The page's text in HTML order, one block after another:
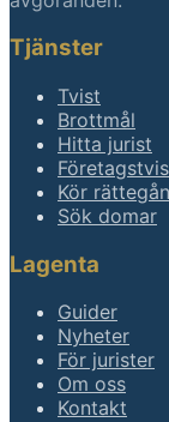
Tjänster
Tvist
Brottmål
Hitta jurist
Kör
Sök domar
Lagenta
Guider
Nyheter
För jurister
Om oss
Kontakt